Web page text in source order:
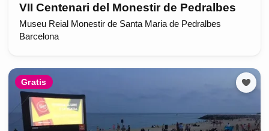
VII Centenari del Monestir de Pedralbes
Museu Reial Monestir de Santa Maria de Pedralbes
Barcelona
Gratis